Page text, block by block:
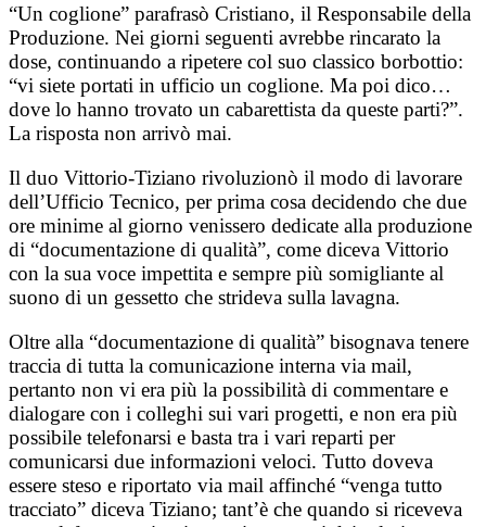
“Un coglione” parafrasò Cristiano, il Responsabile della
Produzione. Nei giorni seguenti avrebbe rincarato la
dose, continuando a ripetere col suo classico borbottio:
“vi siete portati in ufficio un coglione. Ma poi dico…
dove lo hanno trovato un cabarettista da queste parti?”.
La risposta non arrivò mai.
Il duo Vittorio-Tiziano rivoluzionò il modo di lavorare
dell’Ufficio Tecnico, per prima cosa decidendo che due
ore minime al giorno venissero dedicate alla produzione
di “documentazione di qualità”, come diceva Vittorio
con la sua voce impettita e sempre più somigliante al
suono di un gessetto che strideva sulla lavagna.
Oltre alla “documentazione di qualità” bisognava tenere
traccia di tutta la comunicazione interna via mail,
pertanto non vi era più la possibilità di commentare e
dialogare con i colleghi sui vari progetti, e non era più
possibile telefonarsi e basta tra i vari reparti per
comunicarsi due informazioni veloci. Tutto doveva
essere steso e riportato via mail affinché “venga tutto
tracciato” diceva Tiziano; tant’è che quando si riceveva